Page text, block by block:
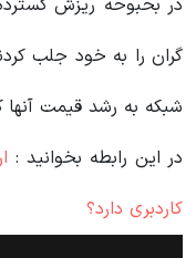
در بحبوحه ریزش
گران را به خود جلب
شبکه به رشد قیمت آنها
در این رابطه بخوانید‌ :
کاردبری دارد؟